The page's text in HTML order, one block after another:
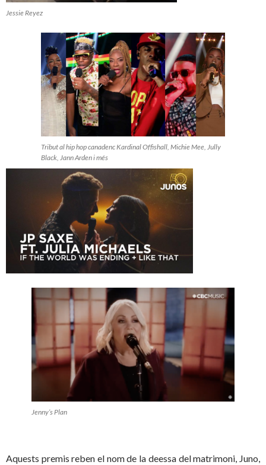
Jessie Reyez
Tribut al hip hop canadenc Kardinal Offishall, Michie Mee, Jully
Black, Jann Arden i més
Jenny’s Plan
Aquests premis reben el nom de la deessa del matrimoni, Juno,